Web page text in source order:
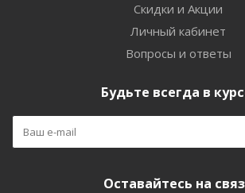
Скидки и Акции
Личный кабинет
Вопросы и ответы
Будьте всегда в
Оставайтесь на